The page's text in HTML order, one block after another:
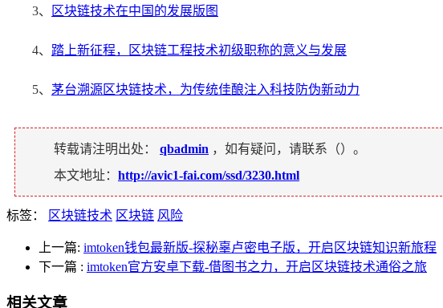
3、 区块链技术在中国的发展版图
4、 踏上新征程，区块链工程技术初级职称的意义与发展
5、 茅台溯源区块链技术，为传统佳酿注入科技防伪新动力
转载请注明出处： qbadmin ，如有疑问，请联系（）。
本文地址： http://avic1-fai.com/ssd/3230.html
标签： 区块链技术 区块链 风险
上一篇: imtoken钱包最新版-探秘辜卢密电子版，开启区块链知识新旅程
下一篇 : imtoken官方安卓下载-借图书之力，开启区块链技术通俗之旅
相关文章